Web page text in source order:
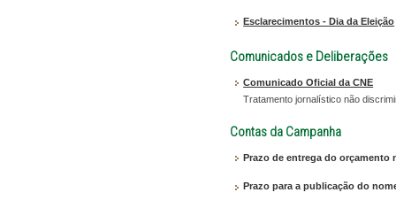
Esclarecimentos - Dia da Eleição
Comunicados e Deliberações
Comunicado Oficial da CNE
Tratamento jornalístico não
Contas da Campanha
Prazo de entrega do orçamento
Prazo para a publicação do